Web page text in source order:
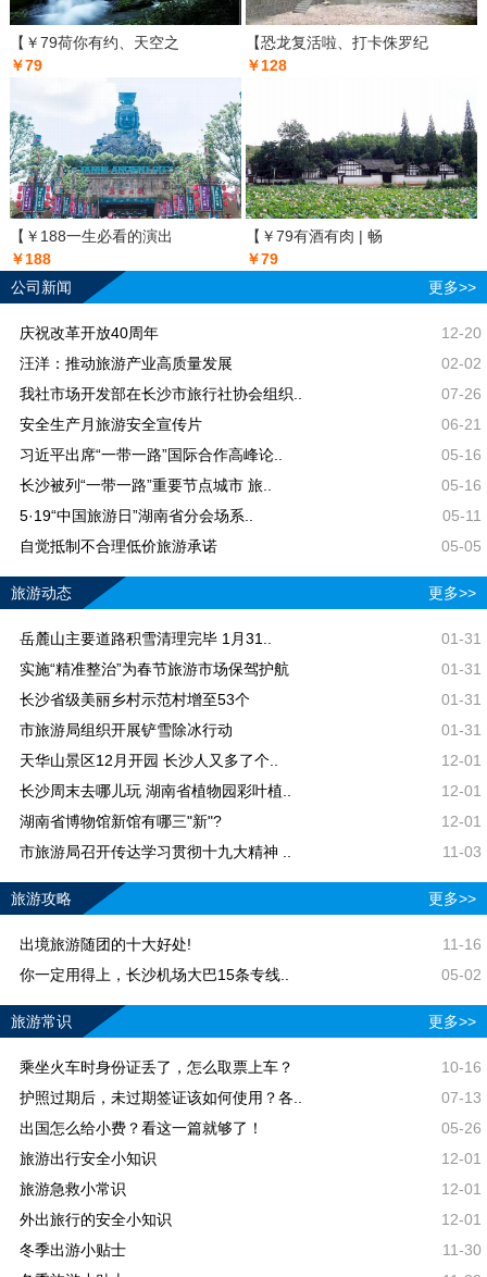
【￥79荷你有约、天空之
￥79
【恐龙复活啦、打卡侏罗纪
￥128
【￥188一生必看的演出
￥188
【￥79有酒有肉 | 畅
￥79
公司新闻
更多>>
庆祝改革开放40周年
12-20
汪洋：推动旅游产业高质量发展
02-02
我社市场开发部在长沙市旅行社协会组织..
07-26
安全生产月旅游安全宣传片
06-21
习近平出席“一带一路”国际合作高峰论..
05-16
长沙被列“一带一路”重要节点城市 旅..
05-16
5·19“中国旅游日”湖南省分会场系..
05-11
自觉抵制不合理低价旅游承诺
05-05
旅游动态 更多>>
岳麓山主要道路积雪清理完毕 1月31..
01-31
实施“精准整治”为春节旅游市场保驾护航
01-31
长沙省级美丽乡村示范村增至53个
01-31
市旅游局组织开展铲雪除冰行动
01-31
天华山景区12月开园 长沙人又多了个..
12-01
长沙周末去哪儿玩 湖南省植物园彩叶植..
12-01
湖南省博物馆新馆有哪三"新"?
12-01
市旅游局召开传达学习贯彻十九大精神 ..
11-03
旅游攻略 更多>>
出境旅游随团的十大好处!
11-16
你一定用得上，长沙机场大巴15条专线..
05-02
旅游常识 更多>>
乘坐火车时身份证丢了，怎么取票上车？
10-16
护照过期后，未过期签证该如何使用？各..
07-13
出国怎么给小费？看这一篇就够了！
05-26
旅游出行安全小知识
12-01
旅游急救小常识
12-01
外出旅行的安全小知识
12-01
冬季出游小贴士
11-30